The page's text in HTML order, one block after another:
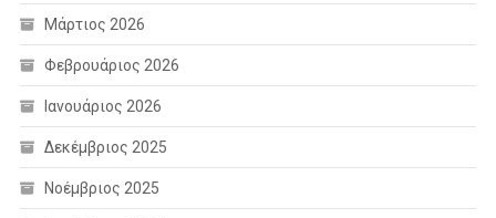
Μάρτιος 2026
Φεβρουάριος 2026
Ιανουάριος 2026
Δεκέμβριος 2025
Νοέμβριος 2025